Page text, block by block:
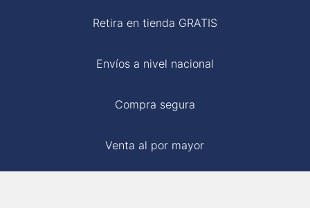
Retira en tienda GRATIS
Envíos a nivel nacional
Compra segura
Venta al por mayor